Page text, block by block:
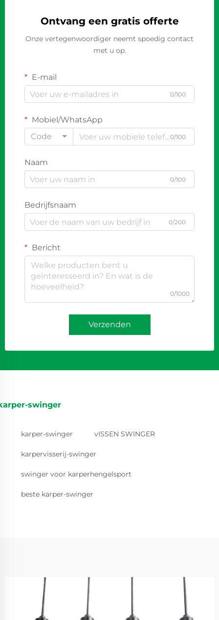
Ontvang een gratis offerte
Onze vertegenwoordiger neemt spoedig contact
met u op.
E-mail
0/100
Mobiel/WhatsApp
Code
0/100
Naam
0/100
Bedrijfsnaam
0/200
Bericht
0/1000
Verzenden
swinger
karper-swinger vISSEN SWINGER
karpervisserij-swinger
swinger voor karperhengelsport
beste karper-swinger